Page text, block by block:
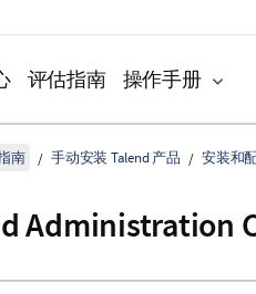
评估指南 操作手册
南 手动安装 Talend 产品 安装和
Administration